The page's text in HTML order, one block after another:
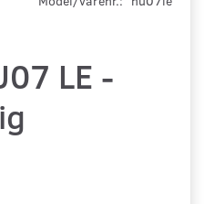
LE -